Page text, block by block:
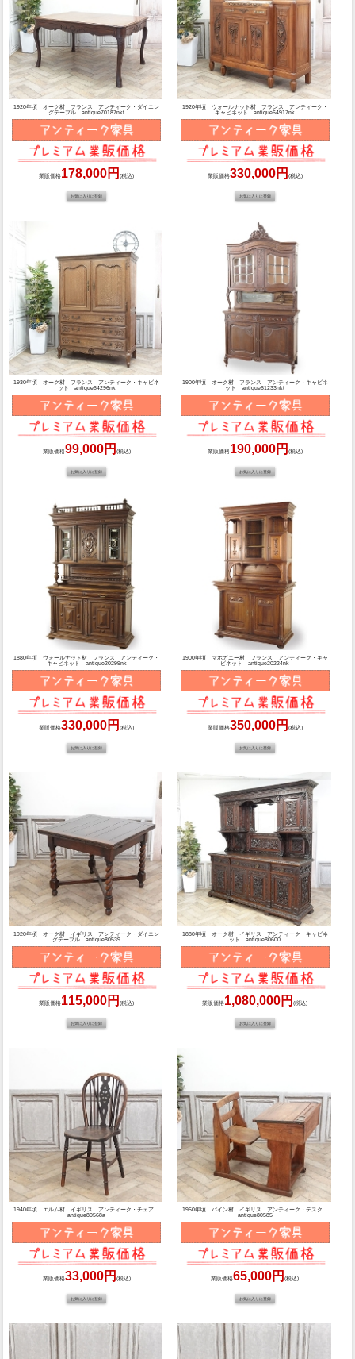
1920年頃 オーク材 フランス アンティーク・ダイニン
グテーブル antique70187nkt
業販価格178,000円(税込)
1920年頃 ウォールナット材 フランス アンティーク・
キャビネット antique64917nk
業販価格330,000円 (税込)
1930年頃 オーク材 フランス アンティーク・キャビネ
ット antique64296nk
業販価格99,000円 (税込)
1900年頃 オーク材 フランス アンティーク・キャビネ
ット antique61233nkt
業販価格190,000円 (税込)
1880年頃 ウォールナット材 フランス アンティーク・
キャビネット antique20299nk
業販価格330,000円(税込)
1900年頃 マホガニー材 フランス アンティーク・キャ
ビネット antique20224nk
業販価格350,000円 (税込)
1920年頃 オーク材 イギリス アンティーク・ダイニン
グテーブル antique80539
業販価格115,000円(税込)
1880年頃 オーク材 イギリス アンティーク・キャビネ
ット antique80600
業販価格1,080,000円(税込)
1940年頃 エルム材 イギリス アンティーク・チェア
antique80568a
業販価格33,000円 (税込)
1950年頃 パイン材 イギリス アンティーク・デスク
antique80585
業販価格65,000円(税込)